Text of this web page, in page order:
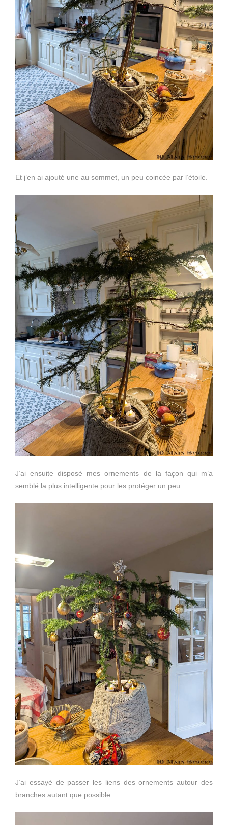
Et j’en ai ajouté une au sommet, un peu coincée par l’étoile.
J’ai ensuite disposé mes ornements de la façon qui m’a
semblé la plus intelligente pour les protéger un peu.
J’ai essayé de passer les liens des ornements autour des
branches autant que possible.